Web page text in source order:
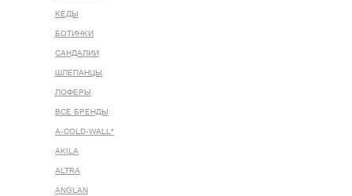
КЕДЫ
БОТИНКИ
САНДАЛИИ
ШЛЕПАНЦЫ
ЛОФЕРЫ
ВСЕ БРЕНДЫ
A-COLD-WALL*
AKILA
ALTRA
ANGLAN